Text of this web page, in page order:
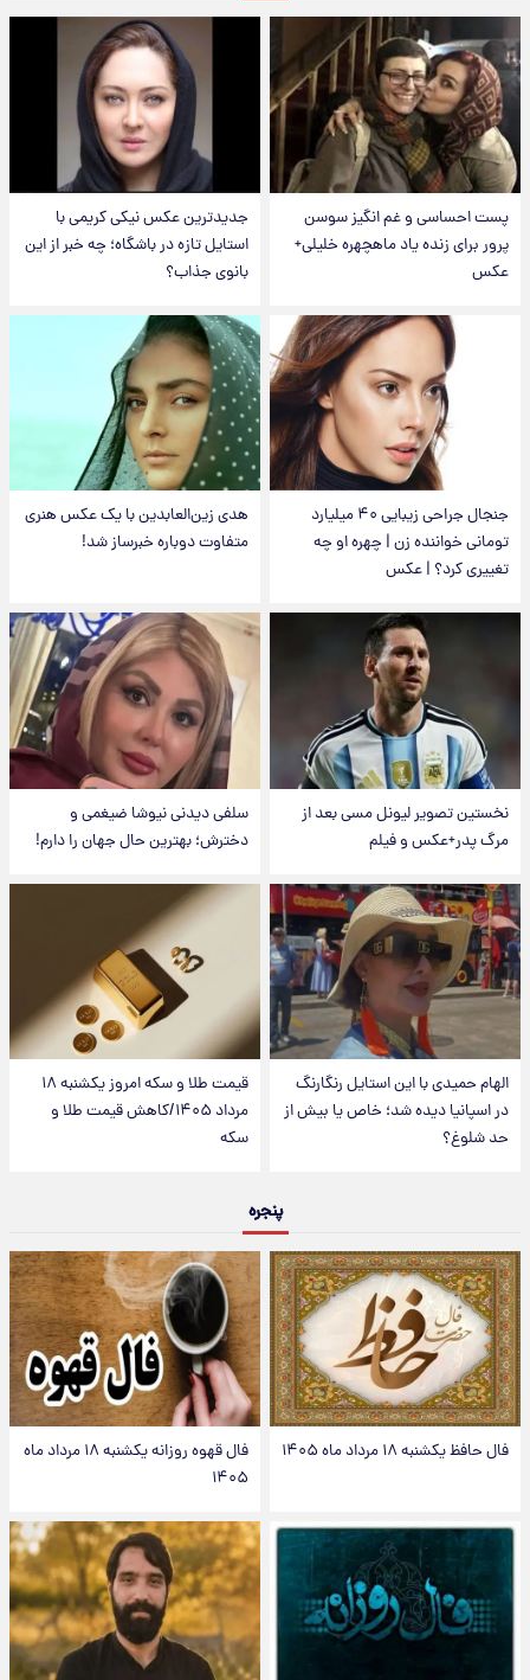
پست احساسی و غم انگیز سوسن
پرور برای زنده یاد ماهچهره خلیلی+
عکس
جدیدترین عکس نیکی کریمی با
استایل تازه در باشگاه؛ چه خبر از این
بانوی جذاب؟
جنجال جراحی زیبایی ۴۰ میلیارد
تومانی خواننده زن | چهره او چه
تغییری کرد؟ | عکس
هدی زین‌العابدین با یک عکس هنری
متفاوت دوباره خبرساز شد!
نخستین تصویر لیونل مسی بعد از
مرگ پدر+عکس و فیلم
سلفی دیدنی نیوشا ضیغمی و
دخترش؛ بهترین حال جهان را دارم!
الهام حمیدی با این استایل رنگارنگ
در اسپانیا دیده شد؛ خاص یا بیش از
حد شلوغ؟
قیمت طلا و سکه امروز یکشنبه ۱۸
مرداد ۱۴۰۵/کاهش قیمت طلا و
سکه
پنجره
فال حافظ یکشنبه ۱۸ مرداد ماه ۱۴۰۵
فال قهوه روزانه یکشنبه ۱۸ مرداد ماه
۱۴۰۵